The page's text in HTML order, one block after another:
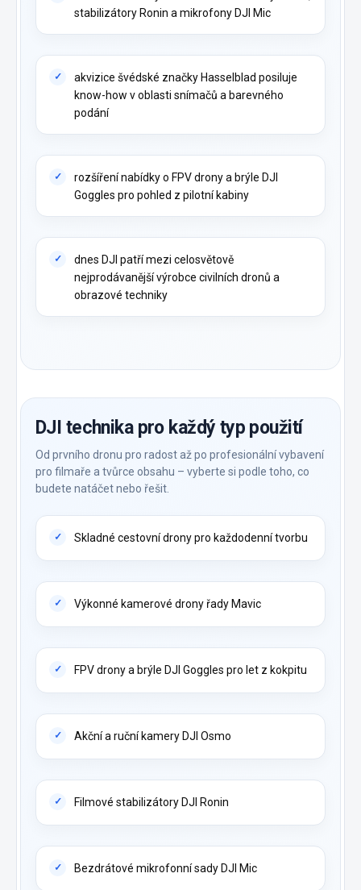
stabilizátory Ronin a mikrofony DJI Mic
akvizice švédské značky Hasselblad posiluje
know-how v oblasti snímačů a barevného
podání
rozšíření nabídky o FPV drony a brýle DJI
Goggles pro pohled z pilotní kabiny
dnes DJI patří mezi celosvětově
nejprodávanější výrobce civilních dronů a
obrazové techniky
DJI technika pro každý typ použití
Od prvního dronu pro radost až po profesionální vybavení
pro filmaře a tvůrce obsahu – vyberte si podle toho, co
budete natáčet nebo řešit.
Skladné cestovní drony pro každodenní tvorbu
Výkonné kamerové drony řady Mavic
FPV drony a brýle DJI Goggles pro let z kokpitu
Akční a ruční kamery DJI Osmo
Filmové stabilizátory DJI Ronin
Bezdrátové mikrofonní sady DJI Mic